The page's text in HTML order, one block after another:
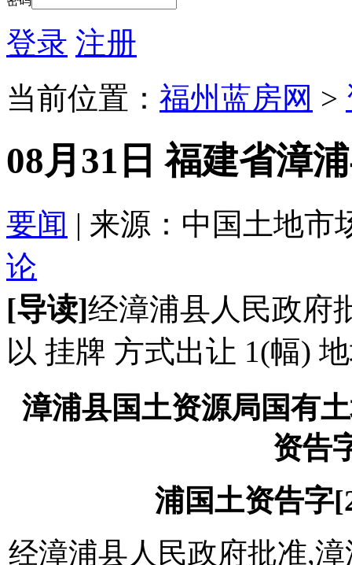
登录 注册
当前位置： 福州蓝房网 >
08月31日 福建省漳
要闻 | 来源：中国土地市
论
[导读]经漳浦县人民政府
以 挂牌 方式出让 1(幅)
漳浦县国土资源局国有
资告
浦国土资告字
经漳浦县人民政府批准,